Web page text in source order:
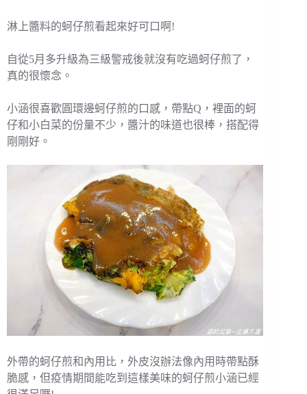
淋上醬料的蚵仔煎看起來好可口啊!
自從5月多升級為三級警戒後就沒有吃過蚵仔煎了，
真的很懷念。
小涵很喜歡圓環邊蚵仔煎的口感，帶點Q，裡面的蚵
仔和小白菜的份量不少，醬汁的味道也很棒，搭配得
剛剛好。
外帶的蚵仔煎和內用比，外皮沒辦法像內用時帶點酥
脆感，但疫情期間能吃到這樣美味的蚵仔煎小涵已經